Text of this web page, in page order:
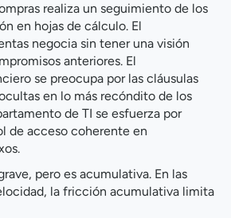
realiza un seguimiento de los
en hojas de cálculo. El
negocia sin tener una visión
anteriores. El
se preocupa por las cláusulas
en lo más recóndito de los
de TI se esfuerza por
de acceso coherente en
pero es acumulativa. En las
la fricción acumulativa limita